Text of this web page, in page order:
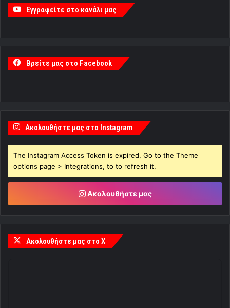
Εγγραφείτε στο κανάλι μας
Βρείτε μας στο Facebook
Ακολουθήστε μας στο Instagram
The Instagram Access Token is expired, Go to the Theme
options page > Integrations, to to refresh it.
Ακολουθήστε μας
Ακολουθήστε μας στο X